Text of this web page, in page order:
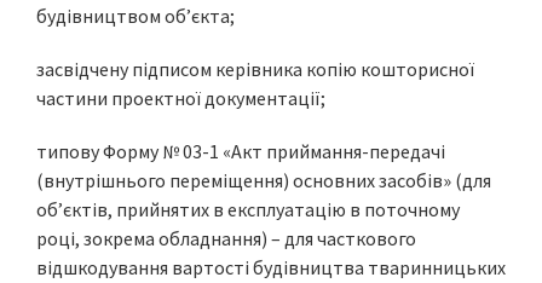
будівництвом об’єкта;
засвідчену підписом керівника копію кошторисної
частини проектної документації;
типову Форму № 03-1 «Акт приймання-передачі
(внутрішнього переміщення) основних засобів» (для
об’єктів, прийнятих в експлуатацію в поточному
році, зокрема обладнання) – для часткового
відшкодування вартості будівництва тваринницьких